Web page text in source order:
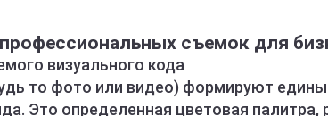
съемок для
визуального кода
то фото или видео) формируют
Это определенная цветовая палитра,